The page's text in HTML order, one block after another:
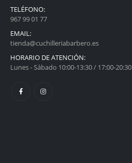
TELÉFONO:
967 99 01 77
EMAIL:
tienda@cuchilleriabarbero.es
HORARIO DE ATENCIÓN:
Lunes - Sábado 10:00-13:30 / 17:00-20:30